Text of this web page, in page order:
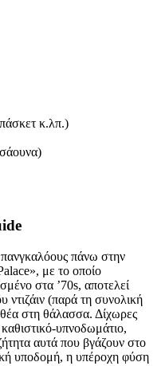
κ.λπ.)
πάνω στην
με το οποίο
στα ’70s, αποτελεί
ντιζάιν (παρά τη συνολική
στη θάλασσα. Δίχωρες
υπνοδωμάτιο,
αυτά που βγάζουν στο
υποδομή, η υπέροχη φύση